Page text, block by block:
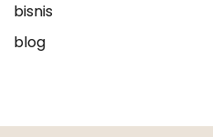
bisnis
blog